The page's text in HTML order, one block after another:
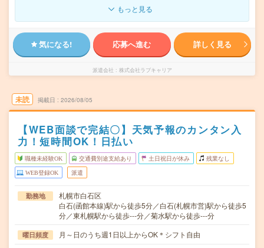
もっと見る
気になる! 応募へ進む 詳しく見る
派遣会社 株式会社ラブキャリア
未読 掲載日 2026/08/05
【WEB面談で完結〇】天気予報のカンタン入
力！短時間OK！日払い
職種未経験OK 交通費別途支給あり 土日祝日が休み 残業なし
WEB登録OK 派遣
勤務地
札幌市白石区
白石(函館本線)駅から徒歩5分／白石(札幌市営)駅から徒歩5
分／東札幌駅から徒歩---分／菊水駅から徒歩---分
曜日頻度 月～日のうち週1日以上からOK＊シフト自由